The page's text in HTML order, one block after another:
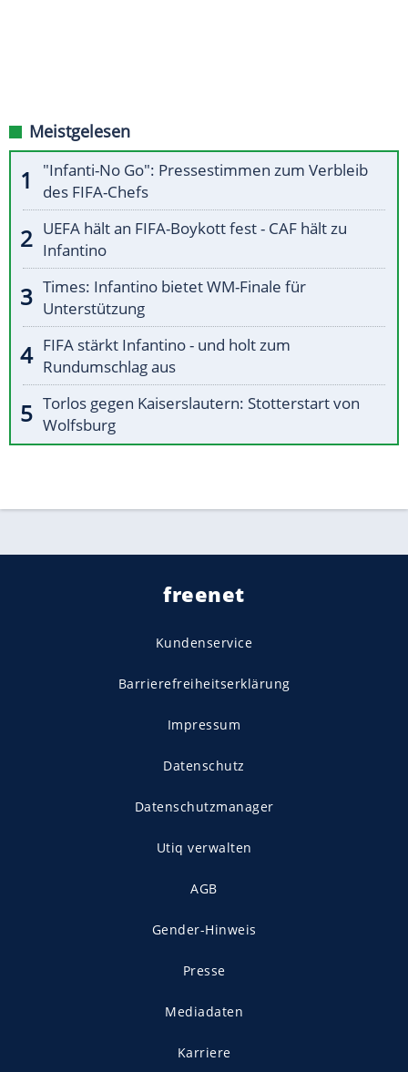
Meistgelesen
"Infanti-No Go": Pressestimmen zum Verbleib
des FIFA-Chefs
UEFA hält an FIFA-Boykott fest - CAF hält zu
Infantino
Times: Infantino bietet WM-Finale für
Unterstützung
FIFA stärkt Infantino - und holt zum
Rundumschlag aus
Torlos gegen Kaiserslautern: Stotterstart von
Wolfsburg
freenet
Kundenservice
Barrierefreiheitserklärung
Impressum
Datenschutz
Datenschutzmanager
Utiq verwalten
AGB
Gender-Hinweis
Presse
Mediadaten
Karriere